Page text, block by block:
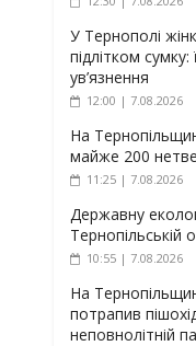
У Тернополі
підлітком
ув’язнення
12:00 | 7.08.2026
На
майже 200
11:25 | 7.08.2026
Державну
Тернопільській
10:55 | 7.08.2026
На
потрапив
неповнолітній